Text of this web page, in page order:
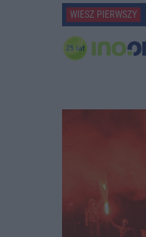
WIESZ PIERWSZY